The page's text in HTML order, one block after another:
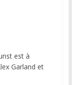
est à
Garland et